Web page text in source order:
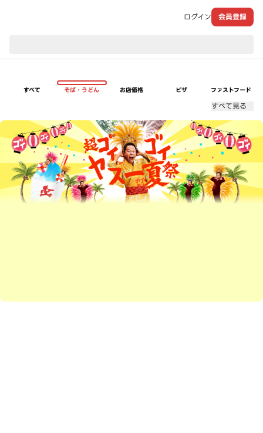
ログイン 会員登録
すべて そば・うどん お店価格 ピザ ファストフード
すべて見る
超ゴイゴイヤスー夏祭